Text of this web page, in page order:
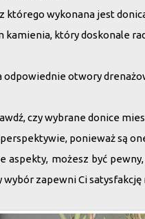
którego wykonana jest
kamienia, który doskonale
odpowiednie otwory
czy wybrane donice
perspektywie, ponieważ są
aspekty, możesz być
wybór zapewni Ci